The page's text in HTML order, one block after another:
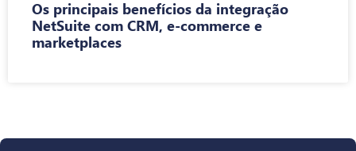
Os principais benefícios da integração
NetSuite com CRM, e-commerce e
marketplaces